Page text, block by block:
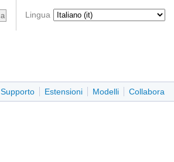
Lingua
Supporto Estensioni Modelli Collabora